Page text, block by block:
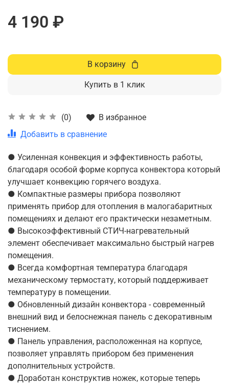
(0)
В избранное
Добавить в сравнение
4 190 ₽
В корзину
Купить в 1 клик
● Усиленная конвекция и эффективность работы,
благодаря особой форме корпуса конвектора который
улучшает конвекцию горячего воздуха.
● Компактные размеры прибора позволяют
применять прибор для отопления в малогабаритных
помещениях и делают его практически незаметным.
● Высокоэффективный СТИЧ-нагревательный
элемент обеспечивает максимально быстрый нагрев
помещения.
● Всегда комфортная температура благодаря
механическому термостату, который поддерживает
температуру в помещении.
● Обновленный дизайн конвектора - современный
внешний вид и белоснежная панель с декоративным
тиснением.
● Панель управления, расположенная на корпусе,
позволяет управлять прибором без применения
дополнительных устройств.
● Доработан конструктив ножек, которые теперь